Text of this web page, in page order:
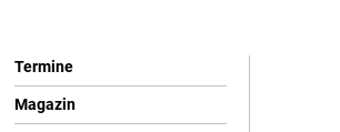
Termine
Magazin